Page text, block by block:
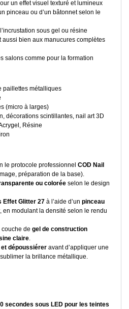
un effet visuel texturé et lumineux
pinceau ou d’un bâtonnet selon le
sous gel ou résine
aussi bien aux manucures complètes
salons comme pour la formation
paillettes métalliques
(micro à larges)
décorations scintillantes, nail art 3D
Résine
le protocole professionnel COD Nail
préparation de la base).
ou colorée selon le design
Effet Glitter 27 à l’aide d’un pinceau
, en modulant la densité selon le rendu
de gel de construction
claire.
et dépoussiérer avant d’appliquer une
la brillance métallique.
secondes sous LED pour les teintes